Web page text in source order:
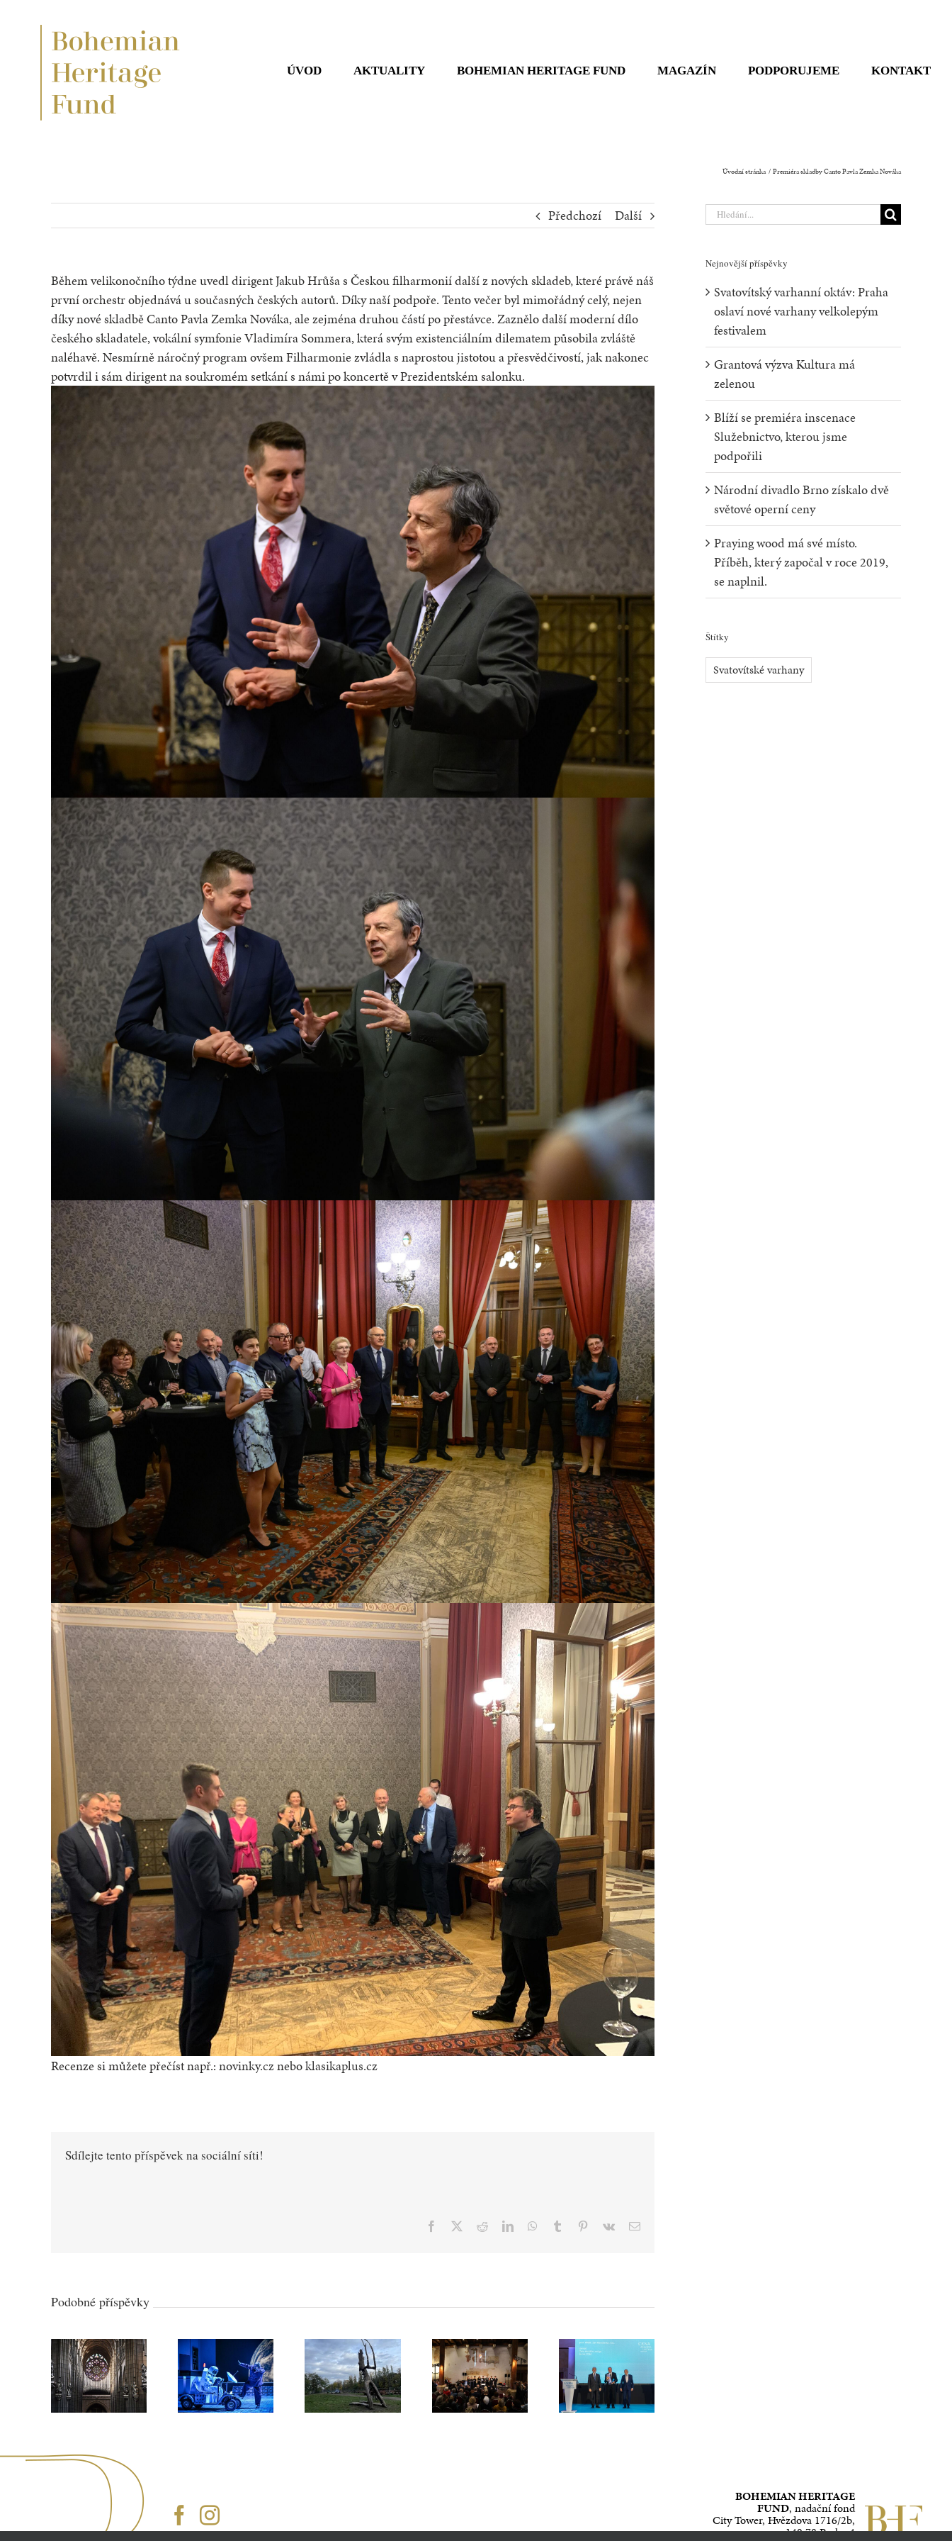
ÚVOD AKTUALITY BOHEMIAN HERITAGE FUND MAGAZÍN PODPORUJEME KONTAKT
Úvodní stránka Premiéra skladby Canto Pavla Zemka Nováka
Předchozí Další
Během velikonočního týdne uvedl dirigent Jakub Hrůša s Českou filharmonií další z nových skladeb, které právě náš
první orchestr objednává u současných českých autorů. Díky naší podpoře. Tento večer byl mimořádný celý, nejen
díky nové skladbě Canto Pavla Zemka Nováka, ale zejména druhou částí po přestávce. Zaznělo další moderní dílo
českého skladatele, vokální symfonie Vladimíra Sommera, která svým existenciálním dilematem působila zvláště
naléhavě. Nesmírně náročný program ovšem Filharmonie zvládla s naprostou jistotou a přesvědčivostí, jak nakonec
potvrdil i sám dirigent na soukromém setkání s námi po koncertě v Prezidentském salonku.
Recenze si můžete přečíst např.: novinky.czneboklasikaplus.cz
Sdílejte tento příspěvek na sociální síti!
Facebook RedditLinkedInWhatsApp
Tumblr Pinterest
Vk
E-
Podobné příspěvky
varhanní
oktáv: Praha
oslaví nové
varhany
velkolepým
Národní
divadlo Brno
získalo dvě
světové
operní ceny
má své místo.
Příběh, který
započal
v roce 2019,
Koncert Věc
Červená na
Novoměstské
radnici
Lustiga 2024
předána
v Míčovně
Pražského
Hledat:
Nejnovější příspěvky
Svatovítský varhanní oktáv: Praha
oslaví nové varhany velkolepým
festivalem
Grantová výzva Kultura má
zelenou
Blíží se premiéra inscenace
Služebnictvo, kterou jsme
podpořili
Národní divadlo Brno získalo dvě
světové operní ceny
Praying wood má své místo.
Příběh, který započal v roce 2019,
se naplnil.
Štítky
Svatovítské varhany
BOHEMIAN HERITAGE
FUND, nadační fond
City Tower, Hvězdova 1716/2b,
140 78 Praha 4